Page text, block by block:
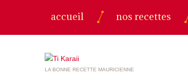
accueil nos recettes
LA BONNE RECETTE MAURICIENNE